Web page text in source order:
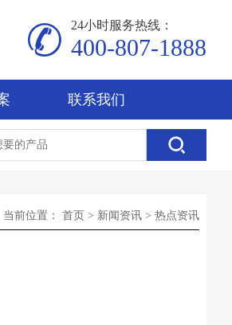
24小时服务热线：
400-807-1888
联系我们
当前位置： 首页 > 新闻资讯 > 热点资讯